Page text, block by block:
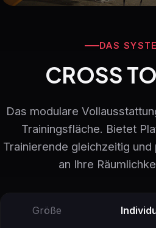
DAS
CROSS
Das modulare
Trainingsfläche. Bietet
Trainierende gleichzeitig
an Ihre
Größe